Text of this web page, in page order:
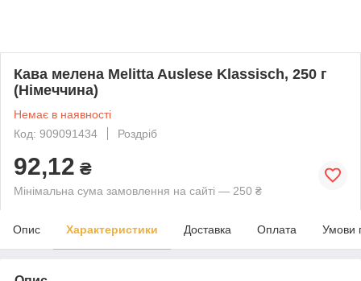
Кава мелена Melitta Auslese Klassisch, 250 г
(Німеччина)
Немає в наявності
Код: 909091434
Роздріб
92,12 ₴
Мінімальна сума замовлення на сайті — 250 ₴
Опис Характеристики Доставка Оплата Умови